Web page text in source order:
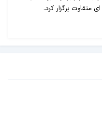
متفاوت برگزار کرد.